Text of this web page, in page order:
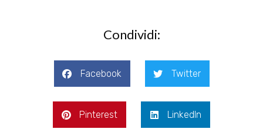
Condividi:
Facebook Twitter
Pinterest LinkedIn